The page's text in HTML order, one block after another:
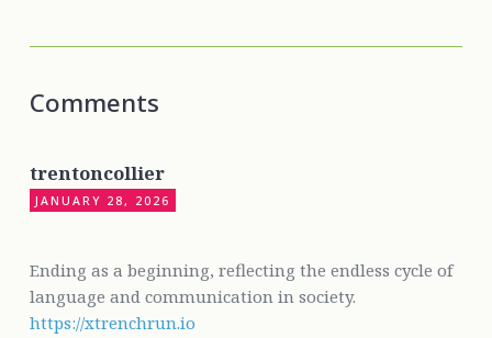
Comments
trentoncollier
JANUARY 28, 2026
Ending as a beginning, reflecting the endless cycle of
language and communication in society.
https://xtrenchrun.io